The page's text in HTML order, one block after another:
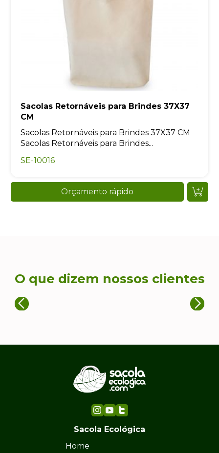
Sacolas Retornáveis para Brindes 37X37
CM
Sacolas Retornáveis para Brindes 37X37 CM
Sacolas Retornáveis para Brindes...
SE-10016
Orçamento rápido
O que dizem nossos clientes
Sacola Ecológica
Home